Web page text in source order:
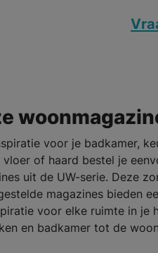
voor je badkamer,
vloer of haard bestel je
uit de UW-serie. Deze
magazines bieden
voor elke ruimte in je
en badkamer tot de